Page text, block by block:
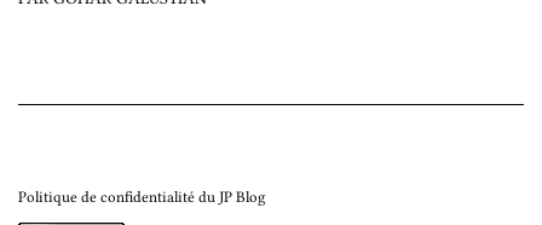
Politique de confidentialité du JP Blog